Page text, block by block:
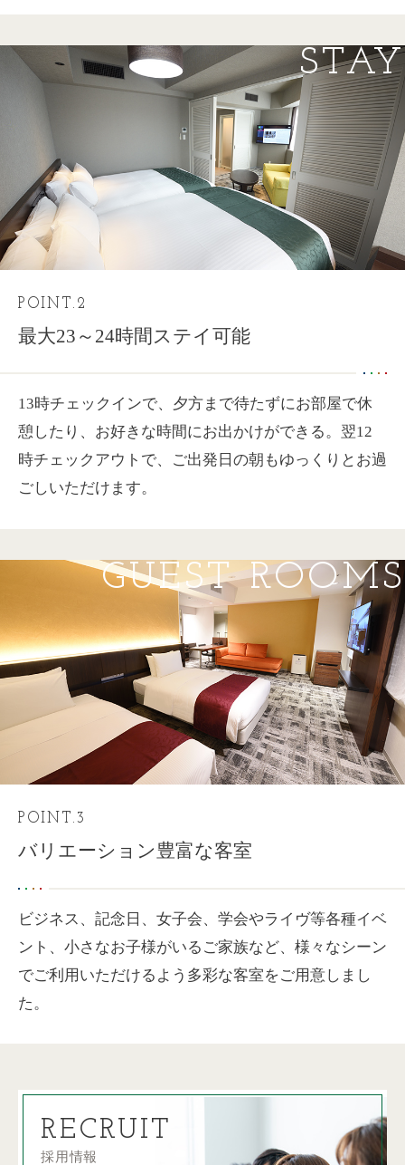
POINT.2
最大23～24時間ステイ可能
13時チェックインで、夕方まで待たずにお部屋で休
憩したり、 お好きな時間にお出かけができる。 翌12
時チェックアウトで、ご出発日の朝もゆっくりとお過
ごしいただけます。
STAY
POINT.3
バリエーション豊富な客室
ビジネス、記念日、女子会、学会やライヴ等各種イベ
ント、 小さなお子様がいるご家族など、様々なシーン
でご利用いただけるよう 多彩な客室をご用意しまし
た。
GUEST ROOMS
RECRUIT
採用情報